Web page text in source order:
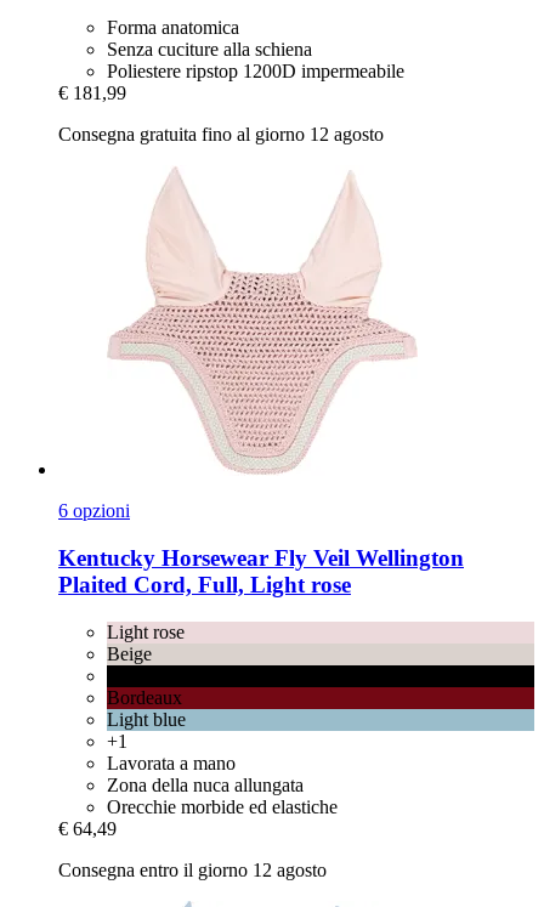
Forma anatomica
Senza cuciture alla schiena
Poliestere ripstop 1200D impermeabile
€ 181,99
Consegna gratuita fino al giorno 12 agosto
6 opzioni
Kentucky Horsewear Fly Veil Wellington
Plaited Cord, Full, Light rose
Light rose
Beige
Bordeaux
Light blue
+1
Lavorata a mano
Zona della nuca allungata
Orecchie morbide ed elastiche
€ 64,49
Consegna entro il giorno 12 agosto